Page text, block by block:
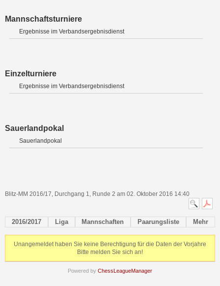
Mannschaftsturniere
Ergebnisse im Verbandsergebnisdienst
Einzelturniere
Ergebnisse im Verbandsergebnisdienst
Sauerlandpokal
Sauerlandpokal
Blitz-MM 2016/17, Durchgang 1, Runde 2 am 02. Oktober 2016 14:40
2016/2017 Liga Mannschaften Paarungsliste Mehr
Unangemeldet haben Sie keine Berechtigung für die Daten der Vorjahre
Bitte melden Sie sich an!
Powered by ChessLeagueManager